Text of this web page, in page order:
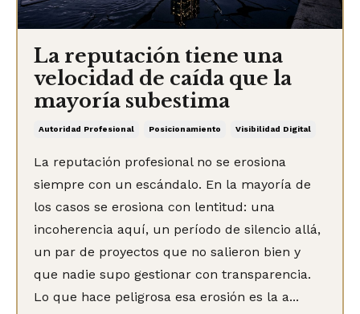
La reputación tiene una
velocidad de caída que la
mayoría subestima
Autoridad Profesional Posicionamiento Visibilidad Digital
La reputación profesional no se erosiona
siempre con un escándalo. En la mayoría de
los casos se erosiona con lentitud: una
incoherencia aquí, un período de silencio allá,
un par de proyectos que no salieron bien y
que nadie supo gestionar con transparencia.
Lo que hace peligrosa esa erosión es la a...